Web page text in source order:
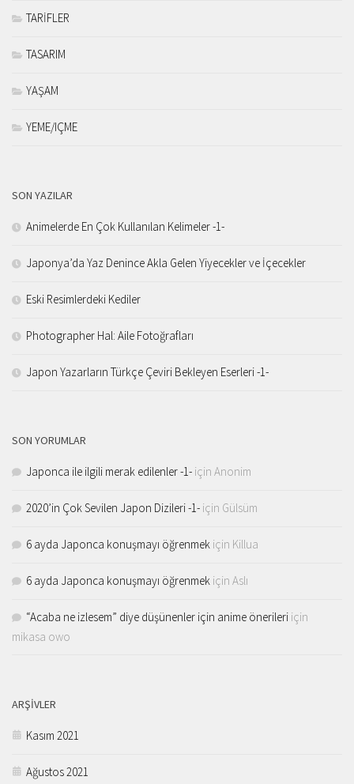
TARİFLER
TASARIM
YAŞAM
YEME/IÇME
SON YAZILAR
Animelerde En Çok Kullanılan Kelimeler -1-
Japonya’da Yaz Denince Akla Gelen Yiyecekler ve İçecekler
Eski Resimlerdeki Kediler
Photographer Hal: Aile Fotoğrafları
Japon Yazarların Türkçe Çeviri Bekleyen Eserleri -1-
SON YORUMLAR
Japonca ile ilgili merak edilenler -1- için Anonim
2020’in Çok Sevilen Japon Dizileri -1- için Gülsüm
6 ayda Japonca konuşmayı öğrenmek için Killua
6 ayda Japonca konuşmayı öğrenmek için Aslı
“Acaba ne izlesem” diye düşünenler için anime önerileri için
mikasa owo
ARŞIVLER
Kasım 2021
Ağustos 2021